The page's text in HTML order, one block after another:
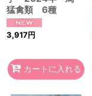
猛禽類 6種
3,917円
カートに入れる